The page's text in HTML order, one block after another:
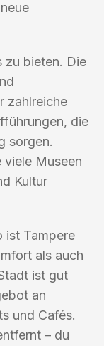
zu bieten. Die
zahlreiche
die
sorgen.
viele Museen
Kultur
ist Tampere
als auch
ist gut
an
und Cafés.
– du